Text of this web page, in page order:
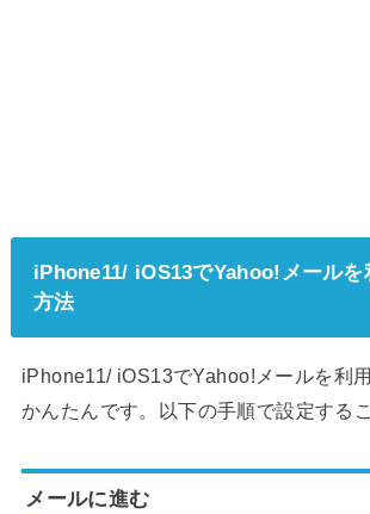
iPhone11/ iOS13でYahoo!メールを
方法
iPhone11/ iOS13でYahoo!メールを利
かんたんです。以下の手順で設定する
メールに進む